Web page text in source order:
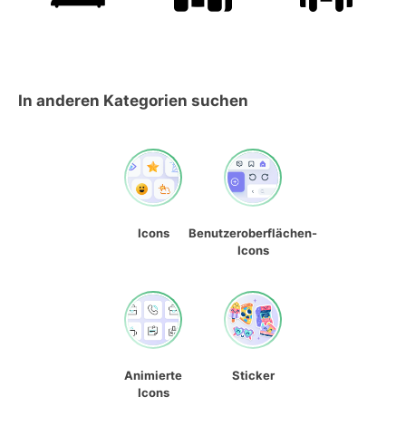
In anderen Kategorien suchen
Icons
Benutzeroberflächen-
Icons
Animierte
Icons
Sticker